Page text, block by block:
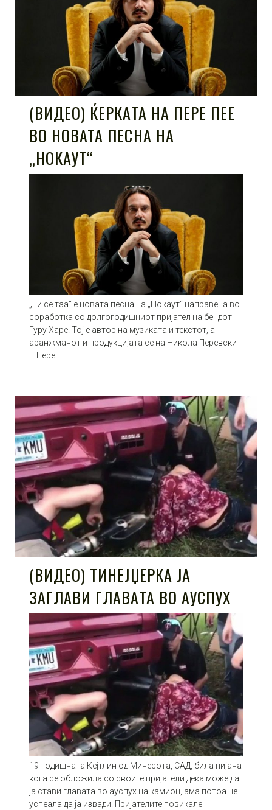
(ВИДЕО) ЌЕРКАТА НА ПЕРЕ ПЕЕ
ВО НОВАТА ПЕСНА НА
„НОКАУТ“
„Ти се таа“ е новата песна на „Нокаут“ направена во
соработка со долгогодишниот пријател на бендот
Гуру Харе. Тој е автор на музиката и текстот, а
аранжманот и продукцијата се на Никола Перевски
– Пере.…
(ВИДЕО) ТИНЕЈЏЕРКА ЈА
ЗАГЛАВИ ГЛАВАТА ВО АУСПУХ
19-годишната Кејтлин од Минесота, САД, била пијана
кога се обложила со своите пријатели дека може да
ја стави главата во ауспух на камион, ама потоа не
успеала да ја извади. Пријателите повикале